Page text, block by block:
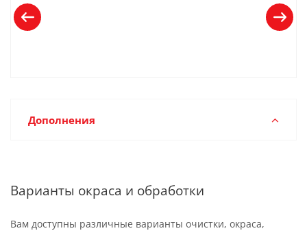
Дополнения
Варианты окраса и обработки
Вам доступны различные варианты очистки, окраса,